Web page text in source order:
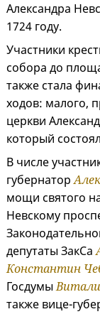
Александра
1724 году.
Участники
собора до
также стала
ходов: малого,
церкви
который
В числе
губернатор
мощи святого
Невскому
депутаты ЗакСа
Константин
Госдумы
также вице-